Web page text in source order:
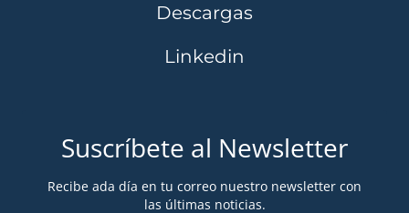
Descargas
Linkedin
Suscríbete al Newsletter
Recibe ada día en tu correo nuestro newsletter con
las últimas noticias.